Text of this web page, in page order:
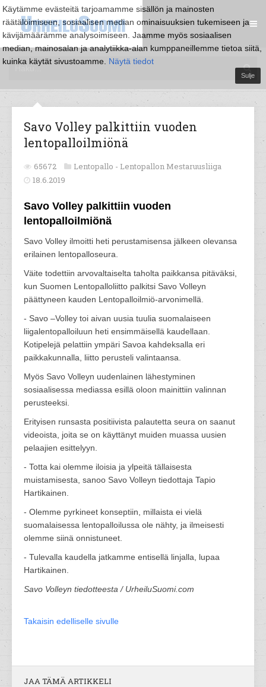
Käytämme evästeitä tarjoamamme sisällön ja mainosten
räätälöimiseen, sosiaalisen median ominaisuuksien tukemiseen ja
kävijämäärämme analysoimiseen. Jaamme myös sosiaalisen
median, mainosalan ja analytiikka-alan kumppaneillemme tietoa siitä,
kuinka käytät sivustoamme. Näytä tiedot
Sulje
Savo Volley palkittiin vuoden
lentopalloilmiönä
65672 Lentopallo - Lentopallon Mestaruusliiga
18.6.2019
Savo Volley palkittiin vuoden
lentopalloilmiönä
Savo Volley ilmoitti heti perustamisensa jälkeen olevansa
erilainen lentopalloseura.
Väite todettiin arvovaltaiselta taholta paikkansa pitäväksi,
kun Suomen Lentopalloliitto palkitsi Savo Volleyn
päättyneen kauden Lentopalloilmiö-arvonimellä.
- Savo –Volley toi aivan uusia tuulia suomalaiseen
liigalentopalloiluun heti ensimmäisellä kaudellaan.
Kotipelejä pelattiin ympäri Savoa kahdeksalla eri
paikkakunnalla, liitto perusteli valintaansa.
Myös Savo Volleyn uudenlainen lähestyminen
sosiaalisessa mediassa esillä oloon mainittiin valinnan
perusteeksi.
Erityisen runsasta positiivista palautetta seura on saanut
videoista, joita se on käyttänyt muiden muassa uusien
pelaajien esittelyyn.
- Totta kai olemme iloisia ja ylpeitä tällaisesta
muistamisesta, sanoo Savo Volleyn tiedottaja Tapio
Hartikainen.
- Olemme pyrkineet konseptiin, millaista ei vielä
suomalaisessa lentopalloilussa ole nähty, ja ilmeisesti
olemme siinä onnistuneet.
- Tulevalla kaudella jatkamme entisellä linjalla, lupaa
Hartikainen.
Savo Volleyn tiedotteesta / UrheiluSuomi.com
Takaisin edelliselle sivulle
JAA TÄMÄ ARTIKKELI